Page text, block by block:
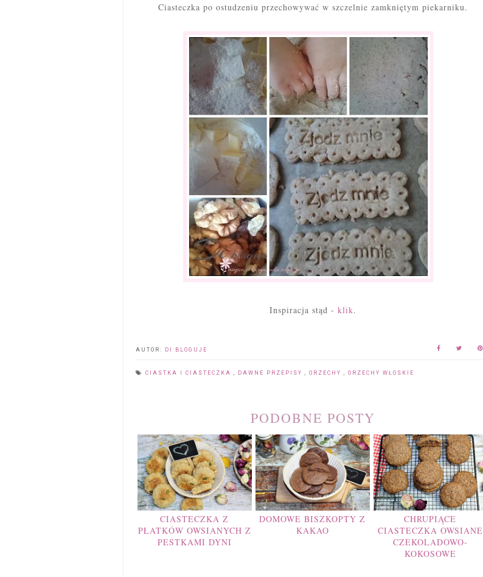
Ciasteczka po ostudzeniu przechowywać w szczelnie zamkniętym piekarniku.
Inspiracja stąd - klik.
AUTOR: DI BLOGUJE
CIASTKA I CIASTECZKA DAWNE PRZEPISY ORZECHY ORZECHY WŁOSKIE
PODOBNE POSTY
CIASTECZKA Z
PŁATKÓW OWSIANYCH Z
PESTKAMI DYNI
DOMOWE BISZKOPTY Z
KAKAO
CHRUPIĄCE
CIASTECZKA OWSIANE
CZEKOLADOWO-
KOKOSOWE